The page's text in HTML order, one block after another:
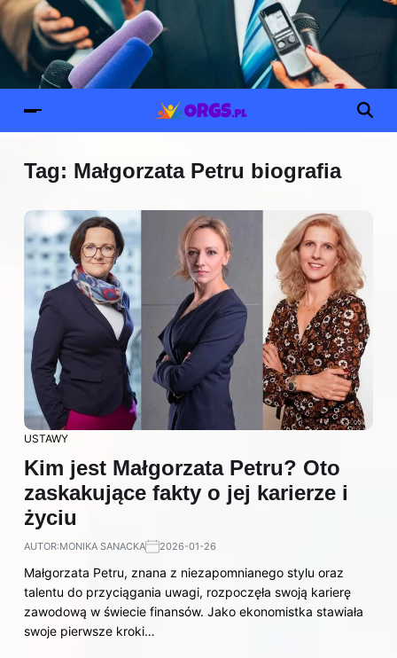
Tag: Małgorzata Petru biografia
USTAWY
Kim jest Małgorzata Petru? Oto
zaskakujące fakty o jej karierze i
życiu
AUTOR:MONIKA SANACKA 2026-01-26
Małgorzata Petru, znana z niezapomnianego stylu oraz
talentu do przyciągania uwagi, rozpoczęła swoją karierę
zawodową w świecie finansów. Jako ekonomistka stawiała
swoje pierwsze kroki…